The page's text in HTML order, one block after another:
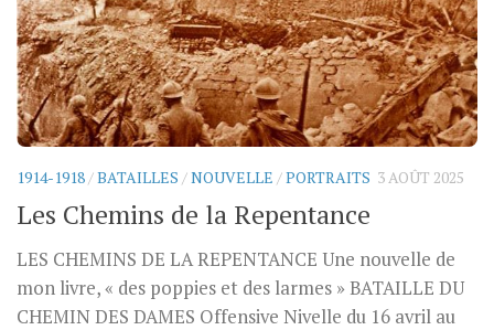
1914-1918 /BATAILLES /NOUVELLE /PORTRAITS 3 AOÛT 2025
Les Chemins de la Repentance
LES CHEMINS DE LA REPENTANCE Une nouvelle de
mon livre, « des poppies et des larmes » BATAILLE DU
CHEMIN DES DAMES Offensive Nivelle du 16 avril au